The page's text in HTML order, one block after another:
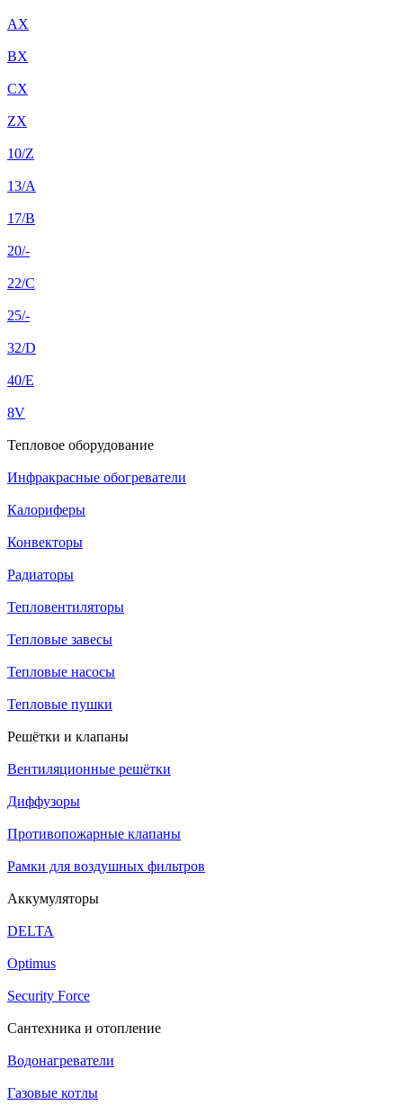
AX
BX
CX
ZX
10/Z
13/A
17/B
20/-
22/C
25/-
32/D
40/E
8V
Тепловое оборудование
Инфракрасные обогреватели
Калориферы
Конвекторы
Радиаторы
Тепловентиляторы
Тепловые завесы
Тепловые насосы
Тепловые пушки
Решётки и клапаны
Вентиляционные решётки
Диффузоры
Противопожарные клапаны
Рамки для воздушных фильтров
Аккумуляторы
DELTA
Optimus
Security Force
Сантехника и отопление
Водонагреватели
Газовые котлы